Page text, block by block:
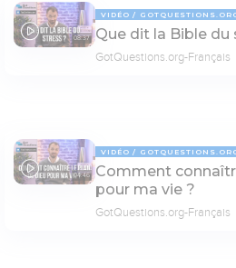
08:37
VIDÉO
Que dit la Bible du
GotQuestions.org-Français
04:46
VIDÉO
Comment
pour ma vie ?
GotQuestions.org-Français